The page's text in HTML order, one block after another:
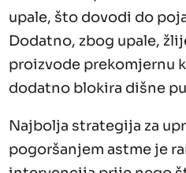
upale, što dovodi do
Dodatno, zbog upale,
proizvode prekomjernu
dodatno blokira dišne
Najbolja strategija za
pogoršanjem astme je